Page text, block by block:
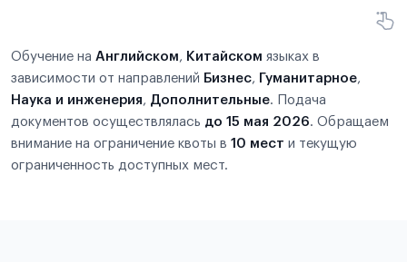
Обучение на Английском, Китайском языках в
зависимости от направлений Бизнес, Гуманитарное,
Наука и инженерия, Дополнительные. Подача
документов осуществлялась до 15 мая 2026. Обращаем
внимание на ограничение квоты в 10 мест и текущую
ограниченность доступных мест.